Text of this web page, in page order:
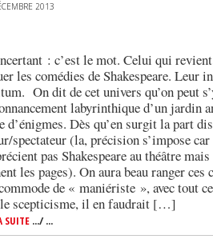
2013
: c’est le mot. Celui qui
les comédies de Shakespeare. Leur
On dit de cet univers qu’on peut
labyrinthique d’un jardin
d’énigmes. Dès qu’en surgit la part
spectateur (la, précision s’impose
pas Shakespeare au théâtre
les pages). On aura beau ranger ces
de « maniériste », avec tout
scepticisme, il en faudrait […]
SUITE .../ ...